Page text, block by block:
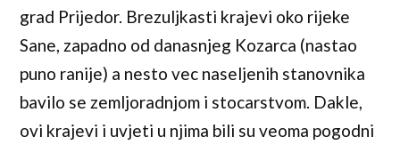
grad Prijedor. Brezuljkasti krajevi oko rijeke
Sane, zapadno od danasnjeg Kozarca (nastao
puno ranije) a nesto vec naseljenih stanovnika
bavilo se zemljoradnjom i stocarstvom. Dakle,
ovi krajevi i uvjeti u njima bili su veoma pogodni